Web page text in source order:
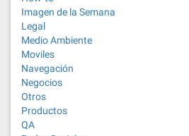
Imagen de la Semana
Legal
Medio Ambiente
Moviles
Navegación
Negocios
Otros
Productos
QA